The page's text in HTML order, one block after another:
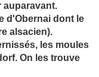
auparavant.
d'Obernai dont le
alsacien).
les moules
On les trouve